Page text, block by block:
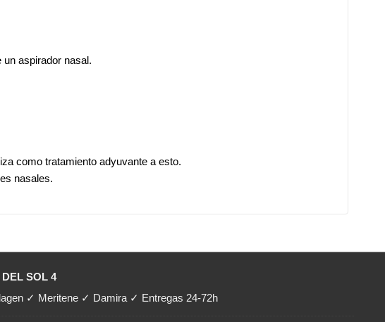
aspirador nasal.
como tratamiento adyuvante a esto.
nasales.
SOL 4
✓ Meritene ✓ Damira ✓ Entregas 24-72h